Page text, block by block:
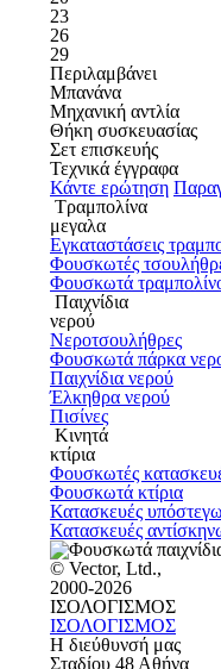
23
26
29
Περιλαμβάνει
Μπανάνα
Μηχανική αντλία
Θήκη συσκευασίας
Σετ επισκευής
Τεχνικά έγγραφα
Κάντε ερώτηση
Τραμπολίνα
μεγαλα
Εγκαταστάσεις
Φουσκωτές
Φουσκωτά
Παιχνίδια
νερού
Νεροτσουλήθρες
Φουσκωτά πάρκα
Παιχνίδια νερού
Έλκηθρα νερού
Πισίνες
Κινητά
κτίρια
Φουσκωτές
Φουσκωτά κτίρια
Κατασκευές
Κατασκευές
© Vector, Ltd.,
2000-2026
ΙΣΟΛΟΓΙΣΜΟΣ
ΙΣΟΛΟΓΙΣΜΟΣ
Η διεύθυνσή μας
Σταδίου 48 Αθήνα